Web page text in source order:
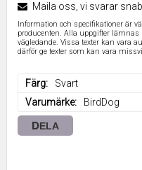
Maila oss, vi svarar
Information och specifikationer är
producenten. Alla uppgifter lämnas
vägledande. Vissa texter kan vara
därför ge texter som kan vara
Färg
Svart
Varumärke
BirdDog
DELA